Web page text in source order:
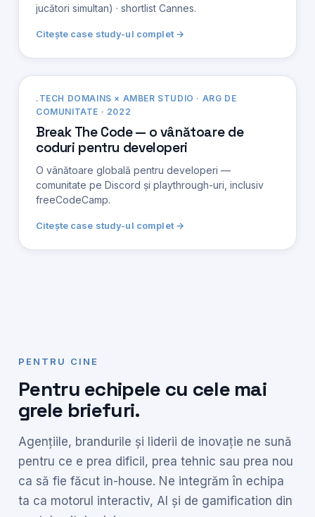
jucători simultan) · shortlist Cannes.
Citește case study-ul complet →
.TECH DOMAINS × AMBER STUDIO · ARG DE
COMUNITATE · 2022
Break The Code — o vânătoare de
coduri pentru developeri
O vânătoare globală pentru developeri —
comunitate pe Discord și playthrough-uri, inclusiv
freeCodeCamp.
Citește case study-ul complet →
PENTRU CINE
Pentru echipele cu cele mai
grele briefuri.
Agențiile, brandurile și liderii de inovație ne sună
pentru ce e prea dificil, prea tehnic sau prea nou
ca să fie făcut in-house. Ne integrăm în echipa
ta ca motorul interactiv, AI și de gamification din